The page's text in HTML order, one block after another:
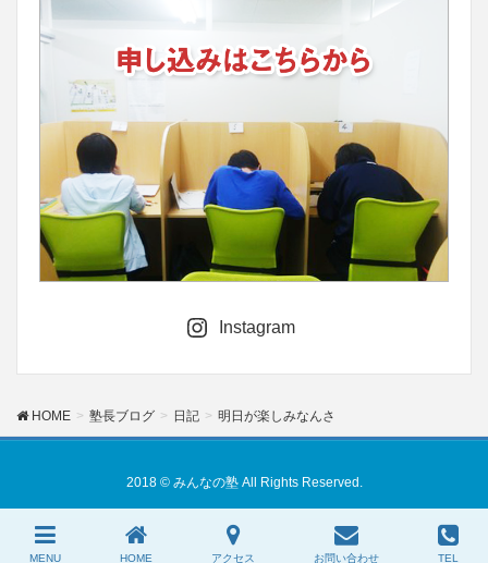
Instagram
HOME 塾長ブログ 日記 明日が楽しみなんさ
2018 © みんなの塾 All Rights Reserved.
MENU HOME アクセス お問い合わせ TEL